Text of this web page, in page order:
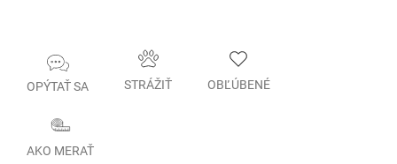
OPÝTAŤ SA STRÁŽIŤ OBĽÚBENÉ
AKO MERAŤ